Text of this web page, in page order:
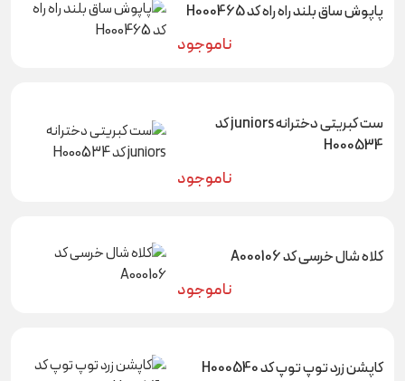
پاپوش ساق بلند راه راه کد H000465
ناموجود
ست کبریتی دخترانه juniors کد
H000534
ناموجود
کلاه شال خرسی کد A000106
ناموجود
کاپشن زرد توپ توپ کد H000540